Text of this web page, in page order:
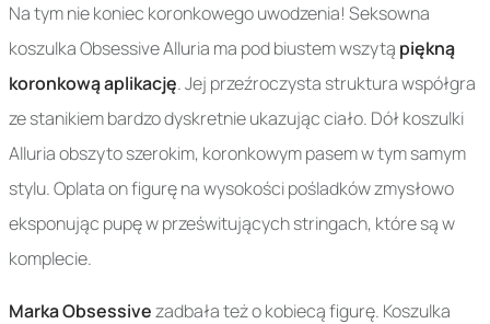
Na tym nie koniec koronkowego uwodzenia! Seksowna
koszulka Obsessive Alluria ma pod biustem wszytą piękną
koronkową aplikację. Jej przeźroczysta struktura współgra
ze stanikiem bardzo dyskretnie ukazując ciało. Dół koszulki
Alluria obszyto szerokim, koronkowym pasem w tym samym
stylu. Oplata on figurę na wysokości pośladków zmysłowo
eksponując pupę w prześwitujących stringach, które są w
komplecie.
Marka Obsessivezadbała też o kobiecą figurę. Koszulka